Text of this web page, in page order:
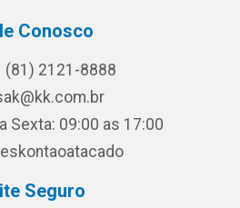
Conosco
(81) 2121-8888
Sexta: 09:00 as 17:00
Seguro